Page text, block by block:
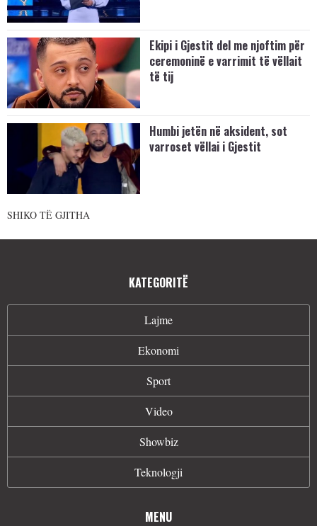
Ekipi i Gjestit del me njoftim për
ceremoninë e varrimit të vëllait
të tij
Humbi jetën në aksident, sot
varroset vëllai i Gjestit
SHIKO TË GJITHA
KATEGORITË
Lajme
Ekonomi
Sport
Video
Showbiz
Teknologji
MENU